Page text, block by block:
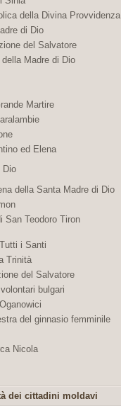
della Divina Provvidenza
di Dio
del Salvatore
Madre di Dio
Martire
ed Elena
Dio
della Santa Madre di Dio
San Teodoro Tiron
i Santi
Trinità
del Salvatore
bulgari
del ginnasio femminile
Nicola
dei cittadini moldavi